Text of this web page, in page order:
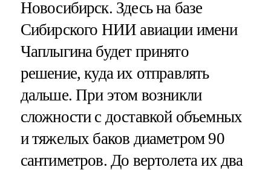
Новосибирск. Здесь на базе
Сибирского НИИ авиации имени
Чаплыгина будет принято
решение, куда их отправлять
дальше. При этом возникли
сложности с доставкой объемных
и тяжелых баков диаметром 90
сантиметров. До вертолета их два